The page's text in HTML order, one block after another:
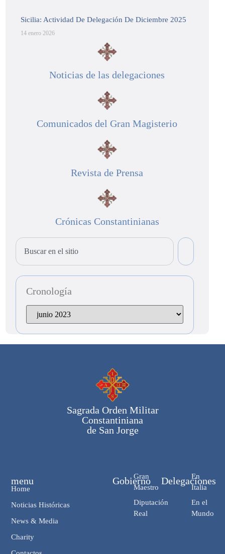
Sicilia: Actividad De Delegación De Diciembre 2025
14 enero 2026
Noticias de las delegaciones
Comunicados del Gran Magisterio
Revista de Prensa
Crónicas Constantinianas
Cronología
Sagrada Orden Militar
Constantiniana
de San Jorge
Gobierno
Gran
Maestro
Diputación
Real
Delegaciones
En
Italia
En el
Mundo
menu
Home
Noticias Históricas
News & Media
Charity